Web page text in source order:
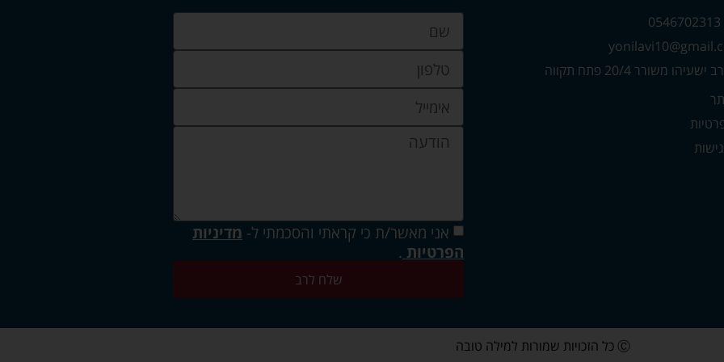
משורר 20/4 פתח תקווה
אני מאשר/ת כי קראתי והסכמתי ל- מדיניות
הפרטיות .
שלח לרב
Ⓒ כל הזכויות שמורות למילה טובה